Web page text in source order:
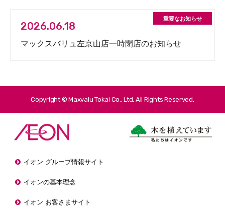
2026.06.18
マックスバリュ左京山店一時閉店のお知らせ
Copyright © Maxvalu Tokai Co., Ltd. All Rights Reserved.
イオン グループ情報サイト
イオンの基本理念
イオン お客さまサイト